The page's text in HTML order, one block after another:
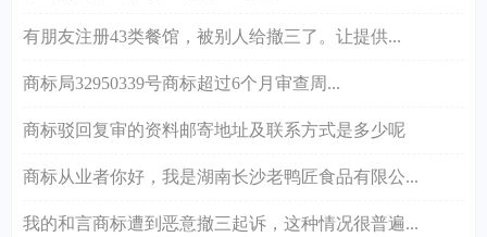
有朋友注册43类餐馆，被别人给撤三了。让提供...
商标局32950339号商标超过6个月审查周...
商标驳回复审的资料邮寄地址及联系方式是多少呢
商标从业者你好，我是湖南长沙老鸭匠食品有限公...
我的和言商标遭到恶意撤三起诉，这种情况很普遍...